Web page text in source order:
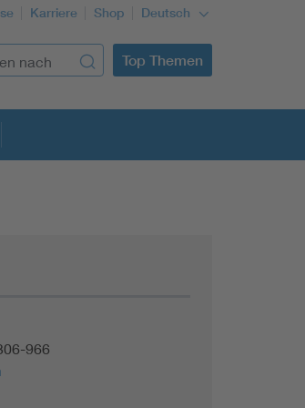
Karriere Shop Deutsch
Top Themen
966